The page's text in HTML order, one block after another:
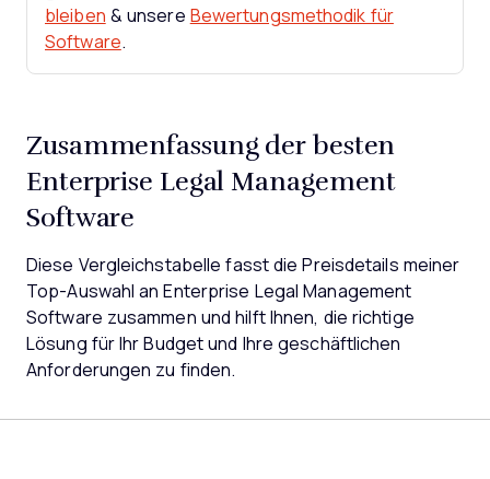
bleiben & unsere Bewertungsmethodik für
Software.
Zusammenfassung der besten
Enterprise Legal Management
Software
Diese Vergleichstabelle fasst die Preisdetails meiner
Top-Auswahl an Enterprise Legal Management
Software zusammen und hilft Ihnen, die richtige
Lösung für Ihr Budget und Ihre geschäftlichen
Anforderungen zu finden.